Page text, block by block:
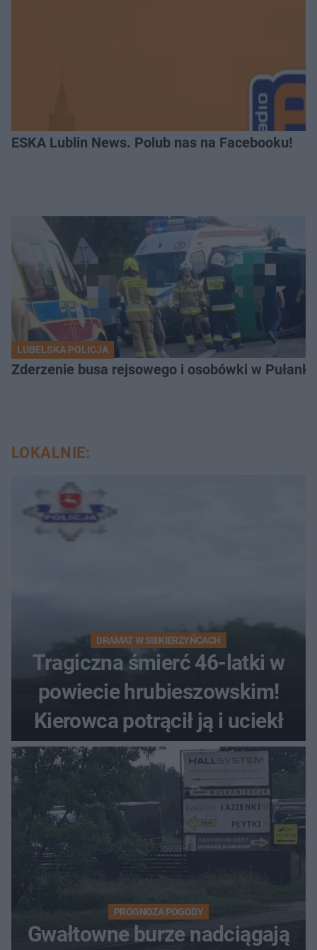
ESKA Lublin News. Polub nas na Facebooku!
LUBELSKA POLICJA
Zderzenie busa rejsowego i osobówki w
LOKALNIE:
DRAMAT W SIEKIERZYŃCACH
Tragiczna śmierć 46-latki w
powiecie hrubieszowskim!
Kierowca potrącił ją i uciekł
PROGNOZA POGODY
Gwałtowne burze nadciągają